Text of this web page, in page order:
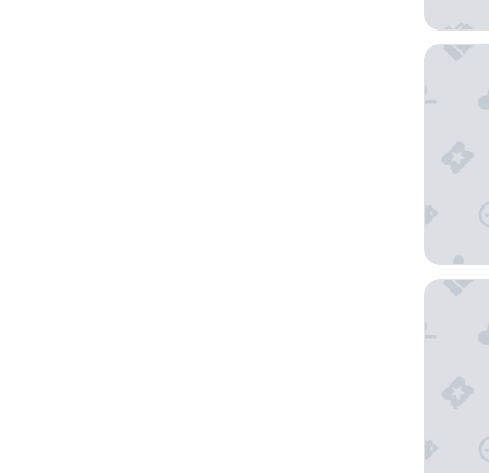
Cap
Hotel